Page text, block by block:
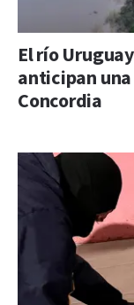
El río
anticipan
Concordia